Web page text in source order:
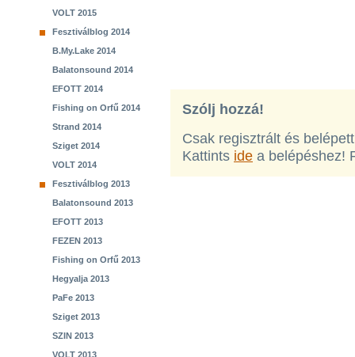
VOLT 2015
Fesztiválblog 2014
B.My.Lake 2014
Balatonsound 2014
EFOTT 2014
Fishing on Orfű 2014
Strand 2014
Sziget 2014
VOLT 2014
Fesztiválblog 2013
Balatonsound 2013
EFOTT 2013
FEZEN 2013
Fishing on Orfű 2013
Hegyalja 2013
PaFe 2013
Sziget 2013
SZIN 2013
VOLT 2013
Szólj hozzá!
Csak regisztrált és
Kattints ide a belépéshez!